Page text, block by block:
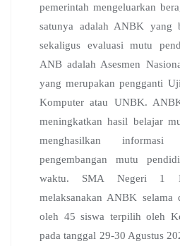
pemerintah mengeluarkan
satunya adalah ANBK yang
sekaligus evaluasi mutu
ANB adalah Asesmen
yang merupakan pengganti
Komputer atau UNBK.
meningkatkan hasil belajar
menghasilkan informasi
pengembangan mutu
waktu. SMA Negeri 1
melaksanakan ANBK
oleh 45 siswa terpilih oleh
pada tanggal 29-30 Agustus